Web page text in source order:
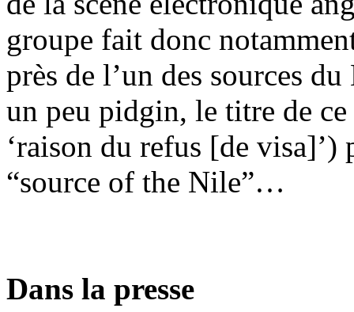
groupe fait donc
près de l’un des sources
un peu pidgin, le titre de
‘raison du refus [de visa]’)
“source of the Nile”…
Dans la presse